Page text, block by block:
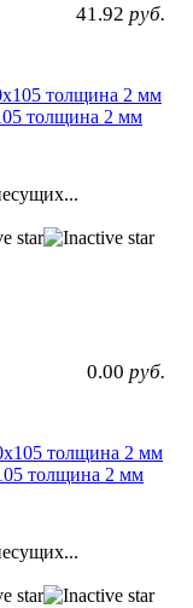
41.92 руб.
толщина 2 мм
0.00 руб.
толщина 2 мм